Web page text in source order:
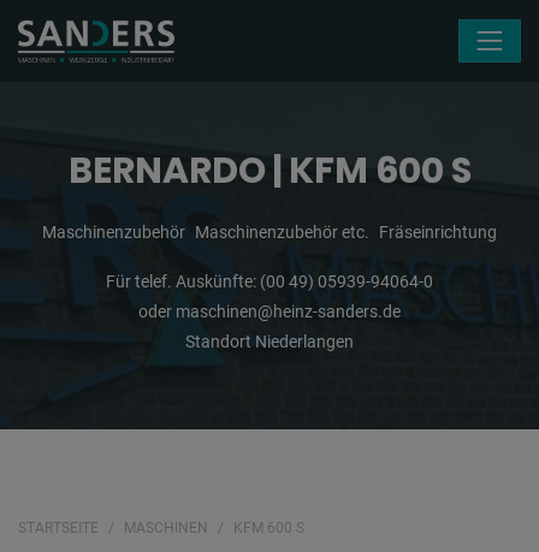
BERNARDO | KFM 600 S
Maschinenzubehör Maschinenzubehör etc. Fräseinrichtung
Für telef. Auskünfte: (00 49) 05939-94064-0
oder maschinen@heinz-sanders.de
Standort Niederlangen
STARTSEITE MASCHINEN KFM 600 S